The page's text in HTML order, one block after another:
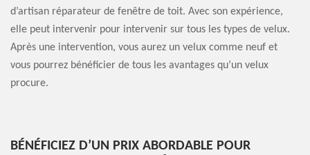
d’artisan réparateur de fenêtre de toit. Avec son expérience,
elle peut intervenir pour intervenir sur tous les types de velux.
Après une intervention, vous aurez un velux comme neuf et
vous pourrez bénéficier de tous les avantages qu’un velux
procure.
BÉNÉFICIEZ D’UN PRIX ABORDABLE POUR